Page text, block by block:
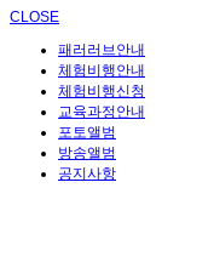
CLOSE
패러러브안내
체험비행안내
체험비행신청
교육과정안내
포토앨범
방송앨범
공지사항